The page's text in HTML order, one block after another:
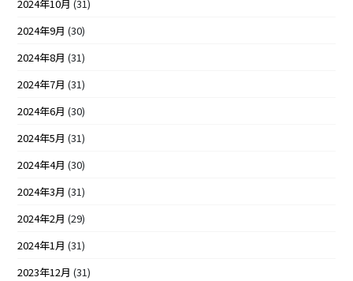
2024年10月 (31)
2024年9月 (30)
2024年8月 (31)
2024年7月 (31)
2024年6月 (30)
2024年5月 (31)
2024年4月 (30)
2024年3月 (31)
2024年2月 (29)
2024年1月 (31)
2023年12月 (31)